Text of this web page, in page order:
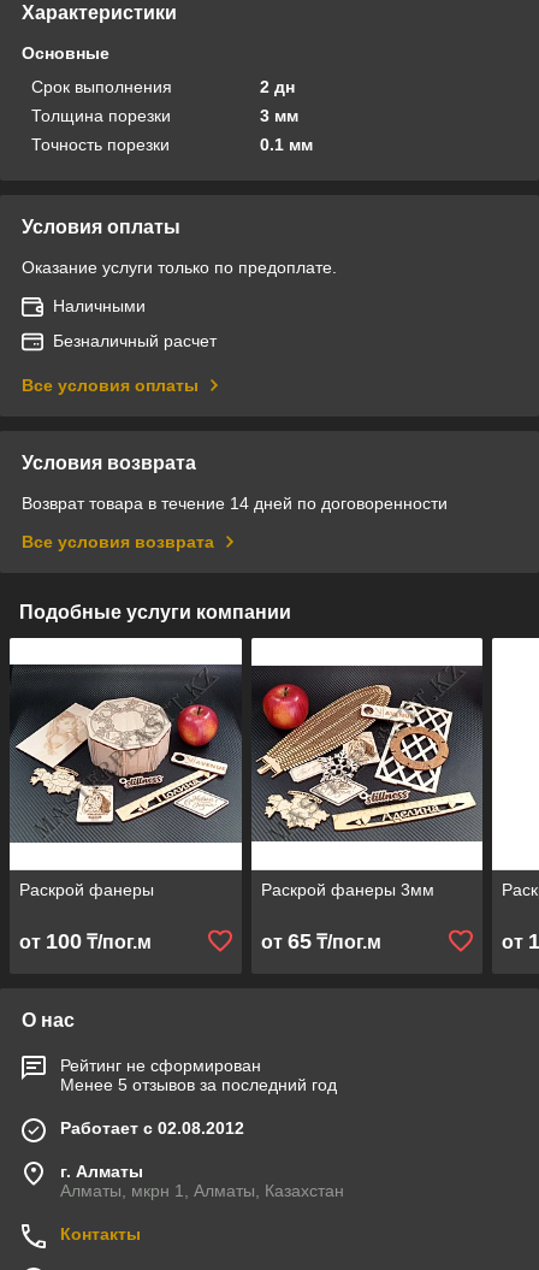
Характеристики
Основные
Срок выполнения
2 дн
Толщина порезки
3 мм
Точность порезки
0.1 мм
Условия оплаты
Оказание услуги только по предоплате.
Наличными
Безналичный расчет
Все условия оплаты
Условия возврата
Возврат товара в течение 14 дней по договоренности
Все условия возврата
Подобные услуги компании
Раскрой фанеры
от 100 ₸/пог.м
Раскрой фанеры 3мм
от 65₸/пог.м от
О нас
Рейтинг не сформирован
Менее 5 отзывов за последний год
Работает с 02.08.2012
г. Алматы
Алматы, мкрн 1, Алматы, Казахстан
Контакты